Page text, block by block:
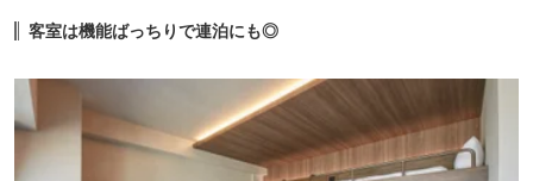
客室は機能ばっちりで連泊にも◎